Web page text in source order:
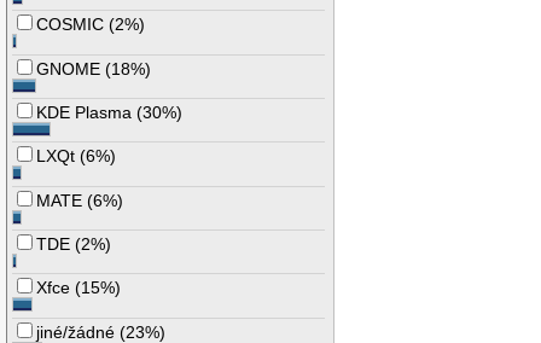
COSMIC (2%)
GNOME (18%)
KDE Plasma (30%)
LXQt (6%)
MATE (6%)
TDE (2%)
Xfce (15%)
jiné/žádné (23%)